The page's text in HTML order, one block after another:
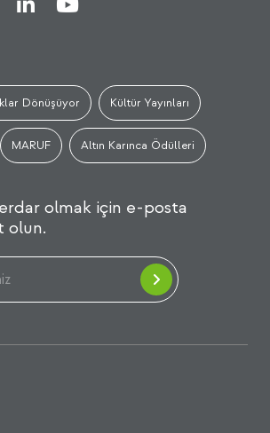
Dönüşüyor Kültür Yayınları
MARUF Altın Karınca Ödülleri
olmak için e-posta
olun.